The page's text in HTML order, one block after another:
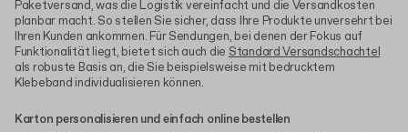
Paketversand, was die Logistik vereinfacht und die Versandkosten
planbar macht. So stellen Sie sicher, dass Ihre Produkte unversehrt bei
Ihren Kunden ankommen. Für Sendungen, bei denen der Fokus auf
Funktionalität liegt, bietet sich auch die Standard Versandschachtel
als robuste Basis an, die Sie beispielsweise mit bedrucktem
Klebeband individualisieren können.
Karton personalisieren und einfach online bestellen